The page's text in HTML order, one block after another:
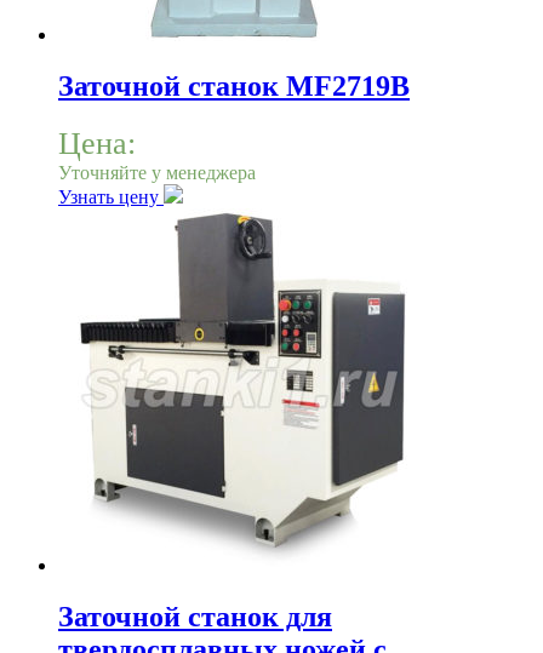
Заточной станок MF2719B
Цена:
Уточняйте у менеджера
Узнать цену
Заточной станок для